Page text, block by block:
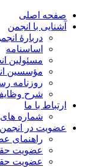
صفحه اصلی
آشنایی با انجمن
دربارۀ انجمن
اساسنامه
مسئولین
مؤسسین
روزنامه
شرح وظایف
ارتباط با ما
شماره های
عضویت در انجمن
راهنمای
عضویت
عضویت